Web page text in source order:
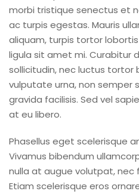
morbi tristique senectus et
ac turpis egestas. Mauris
aliquam, turpis tortor
ligula sit amet mi. Curabitur
sollicitudin, nec luctus tortor
vulputate urna, non semper
gravida facilisis. Sed vel
at eu libero.
Phasellus eget scelerisque
Vivamus bibendum
nulla at augue volutpat, nec
Etiam scelerisque eros